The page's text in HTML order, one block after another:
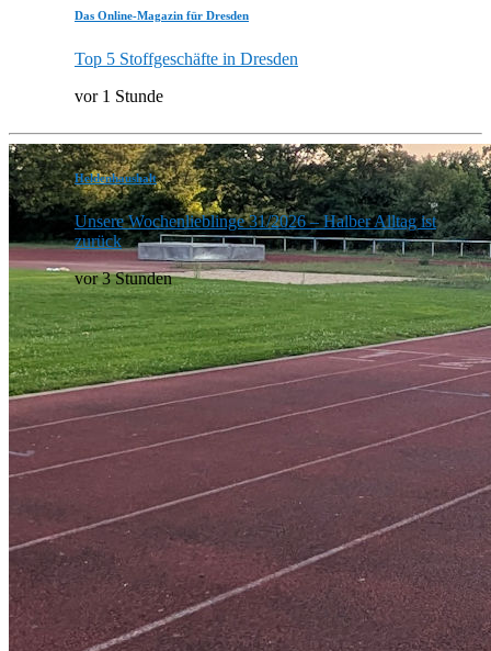
Das Online-Magazin für Dresden
Top 5 Stoffgeschäfte in Dresden
vor 1 Stunde
Heldenhaushalt
Unsere Wochenlieblinge 31/2026 – Halber Alltag ist
zurück
vor 3 Stunden